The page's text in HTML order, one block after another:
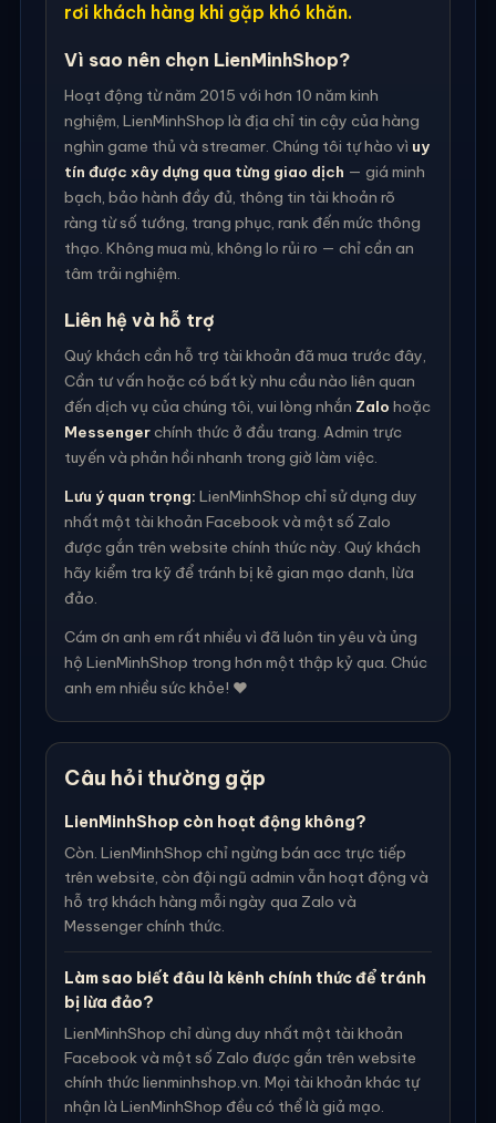
rơi khách hàng khi gặp khó khăn.
Vì sao nên chọn LienMinhShop?
Hoạt động từ năm 2015 với hơn 10 năm kinh
nghiệm, LienMinhShop là địa chỉ tin cậy của hàng
nghìn game thủ và streamer. Chúng tôi tự hào vì uy
tín được xây dựng qua từng giao dịch — giá minh
bạch, bảo hành đầy đủ, thông tin tài khoản rõ
ràng từ số tướng, trang phục, rank đến mức thông
thạo. Không mua mù, không lo rủi ro — chỉ cần an
tâm trải nghiệm.
Liên hệ và hỗ trợ
Quý khách cần hỗ trợ tài khoản đã mua trước đây,
Cần tư vấn hoặc có bất kỳ nhu cầu nào liên quan
đến dịch vụ của chúng tôi, vui lòng nhắn Zalo hoặc
Messengerchính thức ở đầu trang. Admin trực
tuyến và phản hồi nhanh trong giờ làm việc.
Lưu ý quan trọng: LienMinhShop chỉ sử dụng duy
nhất một tài khoản Facebook và một số Zalo
được gắn trên website chính thức này. Quý khách
hãy kiểm tra kỹ để tránh bị kẻ gian mạo danh, lừa
đảo.
Cám ơn anh em rất nhiều vì đã luôn tin yêu và ủng
hộ LienMinhShop trong hơn một thập kỷ qua. Chúc
anh em nhiều sức khỏe! ❤️
Câu hỏi thường gặp
LienMinhShop còn hoạt động không?
Còn. LienMinhShop chỉ ngừng bán acc trực tiếp
trên website, còn đội ngũ admin vẫn hoạt động và
hỗ trợ khách hàng mỗi ngày qua Zalo và
Messenger chính thức.
Làm sao biết đâu là kênh chính thức để tránh
bị lừa đảo?
LienMinhShop chỉ dùng duy nhất một tài khoản
Facebook và một số Zalo được gắn trên website
chính thức lienminhshop.vn. Mọi tài khoản khác tự
nhận là LienMinhShop đều có thể là giả mạo.